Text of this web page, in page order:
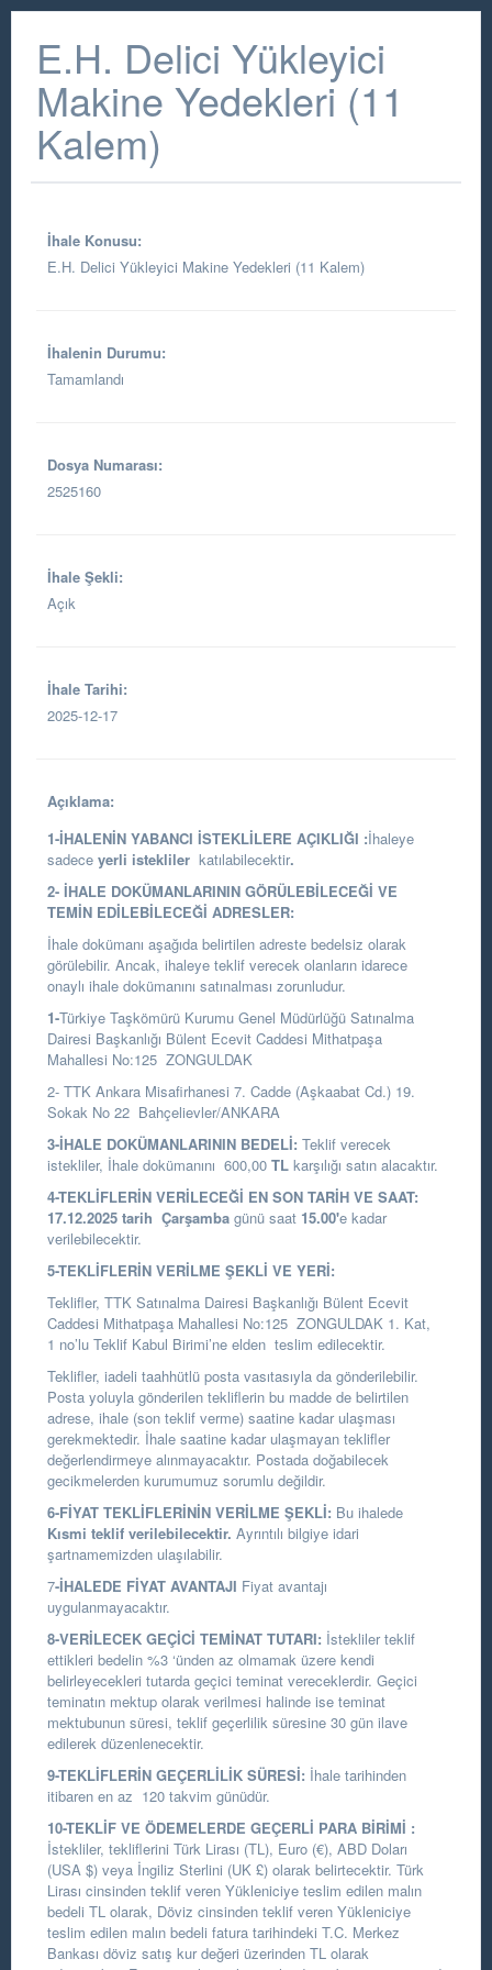
E.H. Delici Yükleyici
Makine Yedekleri (11
Kalem)
İhale Konusu:
E.H. Delici Yükleyici Makine Yedekleri (11 Kalem)
İhalenin Durumu:
Tamamlandı
Dosya Numarası:
2525160
İhale Şekli:
Açık
İhale Tarihi:
2025-12-17
Açıklama:
1-İHALENİN YABANCI İSTEKLİLERE AÇIKLIĞI :İhaleye
sadece yerli istekliler katılabilecektir.
2- İHALE DOKÜMANLARININ GÖRÜLEBİLECEĞİ VE
TEMİN EDİLEBİLECEĞİ ADRESLER:
İhale dokümanı aşağıda belirtilen adreste bedelsiz olarak
görülebilir. Ancak, ihaleye teklif verecek olanların idarece
onaylı ihale dokümanını satınalması zorunludur.
1-Türkiye Taşkömürü Kurumu Genel Müdürlüğü Satınalma
Dairesi Başkanlığı Bülent Ecevit Caddesi Mithatpaşa
Mahallesi No:125 ZONGULDAK
2- TTK Ankara Misafirhanesi 7. Cadde (Aşkaabat Cd.) 19.
Sokak No 22 Bahçelievler/ANKARA
3-İHALE DOKÜMANLARININ BEDELİ: Teklif verecek
istekliler, İhale dokümanını 600,00 TL karşılığı satın alacaktır.
4-TEKLİFLERİN VERİLECEĞİ EN SON TARİH VE SAAT:
17.12.2025 tarih Çarşamba günü saat 15.00'e kadar
verilebilecektir.
5-TEKLİFLERİN VERİLME ŞEKLİ VE YERİ:
Teklifler, TTK Satınalma Dairesi Başkanlığı Bülent Ecevit
Caddesi Mithatpaşa Mahallesi No:125 ZONGULDAK 1. Kat,
1 no’lu Teklif Kabul Birimi’ne elden teslim edilecektir.
Teklifler, iadeli taahhütlü posta vasıtasıyla da gönderilebilir.
Posta yoluyla gönderilen tekliflerin bu madde de belirtilen
adrese, ihale (son teklif verme) saatine kadar ulaşması
gerekmektedir. İhale saatine kadar ulaşmayan teklifler
değerlendirmeye alınmayacaktır. Postada doğabilecek
gecikmelerden kurumumuz sorumlu değildir.
6-FİYAT TEKLİFLERİNİN VERİLME ŞEKLİ: Bu ihalede
Kısmi teklif verilebilecektir. Ayrıntılı bilgiye idari
şartnamemizden ulaşılabilir.
7-İHALEDE FİYAT AVANTAJI Fiyat avantajı
uygulanmayacaktır.
8-VERİLECEK GEÇİCİ TEMİNAT TUTARI: İstekliler teklif
ettikleri bedelin %3 ‘ünden az olmamak üzere kendi
belirleyecekleri tutarda geçici teminat vereceklerdir. Geçici
teminatın mektup olarak verilmesi halinde ise teminat
mektubunun süresi, teklif geçerlilik süresine 30 gün ilave
edilerek düzenlenecektir.
9-TEKLİFLERİN GEÇERLİLİK SÜRESİ: İhale tarihinden
itibaren en az 120 takvim günüdür.
10-TEKLİF VE ÖDEMELERDE GEÇERLİ PARA BİRİMİ :
İstekliler, tekliflerini Türk Lirası (TL), Euro (€), ABD Doları
(USA $) veya İngiliz Sterlini (UK £) olarak belirtecektir. Türk
Lirası cinsinden teklif veren Yükleniciye teslim edilen malın
bedeli TL olarak, Döviz cinsinden teklif veren Yükleniciye
teslim edilen malın bedeli fatura tarihindeki T.C. Merkez
Bankası döviz satış kur değeri üzerinden TL olarak